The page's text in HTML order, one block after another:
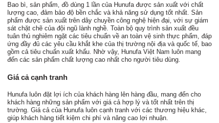
Bao bì, sản phẩm, đồ dùng 1 lần của Hunufa được sản xuất với chất
lượng cao, đảm bảo độ bền chắc và khả năng sử dụng tốt nhất. Sản
phẩm được sản xuất trên dây chuyền công nghệ hiện đại, với sự giám
sát chặt chẽ của đội ngũ lành nghề. Toàn bộ quy trình sản xuất đều
tuân thủ nghiêm ngặt các tiêu chuẩn về an toàn vệ sinh thực phẩm, đáp
ứng đầy đủ các yêu cầu khắt khe của thị trường nội địa và quốc tế, bao
gồm cả tiêu chuẩn xuất khẩu. Nhờ vậy, Hunufa Việt Nam luôn mang
đến các sản phẩm chất lượng cao nhất cho người tiêu dùng.
Giá cả cạnh tranh
Hunufa luôn đặt lợi ích của khách hàng lên hàng đầu, mang đến cho
khách hàng những sản phẩm với giá cả hợp lý và tốt nhất trên thị
trường. Giá cả của Hunufa luôn cạnh tranh với các thương hiệu khác,
giúp khách hàng tiết kiệm chi phí và nâng cao lợi nhuận.